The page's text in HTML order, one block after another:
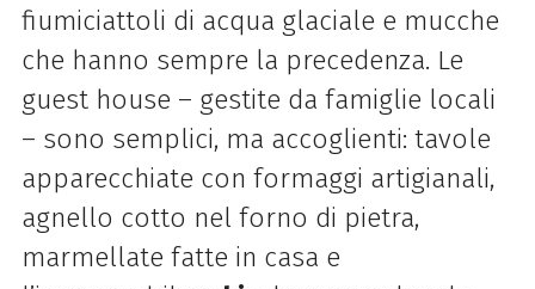
fiumiciattoli di acqua glaciale e mucche
che hanno sempre la precedenza. Le
guest house – gestite da famiglie locali
– sono semplici, ma accoglienti: tavole
apparecchiate con formaggi artigianali,
agnello cotto nel forno di pietra,
marmellate fatte in casa e